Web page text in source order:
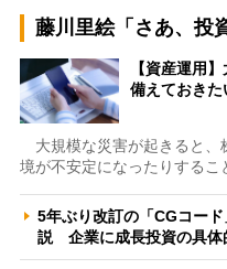
藤川里絵「さあ、投
【資産運用
備えておき
大規模な災害が起きると、
境が不安定になったりするこ
5年ぶり改訂の「CGコー
説 企業に成長投資の具